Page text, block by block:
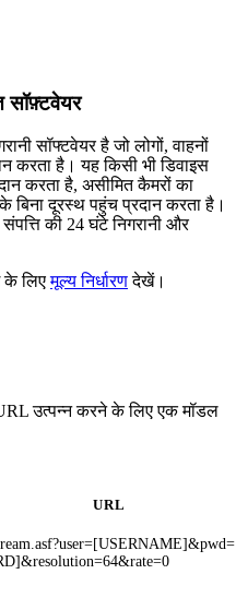
सॉफ्टवेयर है जो लोगों, वाहनों
करता है। यह किसी भी डिवाइस
करता है, असीमित कैमरों का
दूरस्थ पहुंच प्रदान करता है।
की 24 घंटे निगरानी और
के लिएमूल्य निर्धारणदेखें।
उत्पन्न करने के लिए एक मॉडल
URL